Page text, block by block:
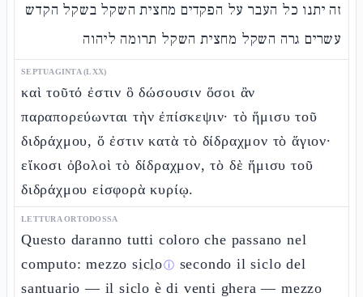
זה יתנו כל העבר על הפקדים מחצית השקל בשקל הקדש
עשרים גרה השקל מחצית השקל תרומה ליהוה
SEPTUAGINTA (LXX)
καὶ τοῦτό ἐστιν ὃ δώσουσιν ὅσοι ἂν
παραπορεύωνται τὴν ἐπίσκεψιν· τὸ ἥμισυ τοῦ
διδράχμου, ὅ ἐστιν κατὰ τὸ δίδραχμον τὸ ἅγιον·
εἴκοσι ὀβολοὶ τὸ δίδραχμον, τὸ δὲ ἥμισυ τοῦ
διδράχμου εἰσφορὰ κυρίῳ.
LETTURA ORTODOSSA
Questo daranno tutti coloro che passano nel
computo: mezzosicloⓘ secondo il siclo del
santuario — il siclo è di venti ghera — mezzo